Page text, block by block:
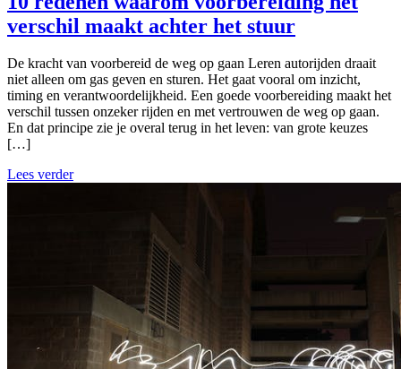
verschil maakt achter het stuur
De kracht van voorbereid de weg op gaan Leren autorijden draait
niet alleen om gas geven en sturen. Het gaat vooral om inzicht,
timing en verantwoordelijkheid. Een goede voorbereiding maakt het
verschil tussen onzeker rijden en met vertrouwen de weg op gaan.
En dat principe zie je overal terug in het leven: van grote keuzes
[…]
Lees verder